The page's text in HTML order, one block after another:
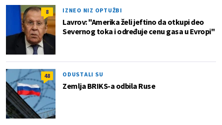
8 IZNEO NIZ OPTUŽBI
Lavrov: "Amerika želi jeftino da otkupi deo
Severnog toka i određuje cenu gasa u Evropi"
48 ODUSTALI SU
Zemlja BRIKS-a odbila Ruse